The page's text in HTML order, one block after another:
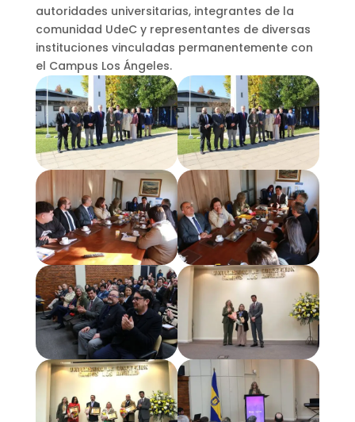
autoridades universitarias, integrantes de la
comunidad UdeC y representantes de diversas
instituciones vinculadas permanentemente con
el Campus Los Ángeles.